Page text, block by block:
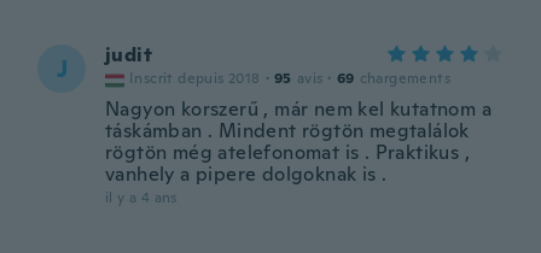
J judit
Inscrit depuis 2018 · 95 avis · 69 chargements
Nagyon korszerű , már nem kel kutatnom a
táskámban . Mindent rögtön megtalálok
rögtön még atelefonomat is . Praktikus ,
vanhely a pipere dolgoknak is .
il y a 4 ans